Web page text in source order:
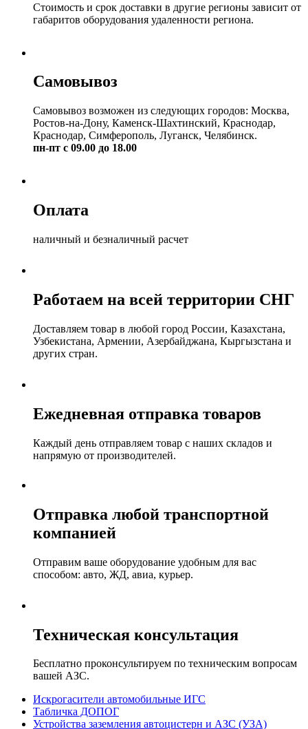
Стоимость и срок доставки в другие регионы зависит от
габаритов оборудования удаленности региона.
Самовывоз
Самовывоз возможен из следующих городов: Москва,
Ростов-на-Дону, Каменск-Шахтинский, Краснодар,
Краснодар, Симферополь, Луганск, Челябинск.
пн-пт с 09.00 до 18.00
Оплата
наличный и безналичный расчет
Работаем на всей территории СНГ
Доставляем товар в любой город России, Казахстана,
Узбекистана, Армении, Азербайджана, Кыргызстана и
других стран.
Ежедневная отправка товаров
Каждый день отправляем товар с наших складов и
напрямую от производителей.
Отправка любой транспортной
компанией
Отправим ваше оборудование удобным для вас
способом: авто, ЖД, авиа, курьер.
Техническая консультация
Бесплатно проконсультируем по техническим вопросам
вашей АЗС.
Искрогасители автомобильные ИГС
Табличка ДОПОГ
Устройства заземления автоцистерн и АЗС (УЗА)